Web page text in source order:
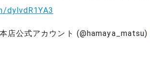
dylvdR1YA3
店公式アカウント (@hamaya_matsu)